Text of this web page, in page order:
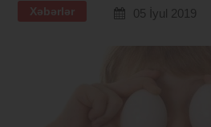
Xəbərlər 05 İyul 2019